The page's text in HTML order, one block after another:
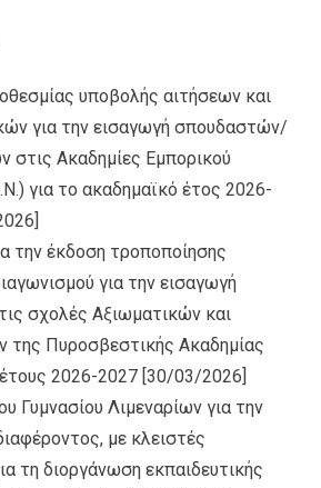
υποβολής αιτήσεων και
για την εισαγωγή σπουδαστών/
στις Ακαδημίες Εμπορικού
για το ακαδημαϊκό έτος 2026-
την έκδοση τροποποίησης
για την εισαγωγή
σχολές Αξιωματικών και
Πυροσβεστικής Ακαδημίας
2026-2027 [30/03/2026]
Γυμνασίου Λιμεναρίων για την
με κλειστές
τη διοργάνωση εκπαιδευτικής